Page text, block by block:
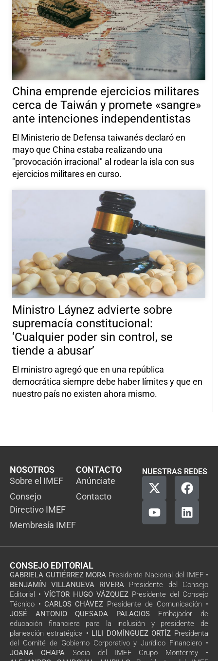
China emprende ejercicios militares
cerca de Taiwán y promete «sangre»
ante intenciones independentistas
El Ministerio de Defensa taiwanés declaró en
mayo que China estaba realizando una
"provocación irracional" al rodear la isla con sus
ejercicios militares en curso.
Ministro Láynez advierte sobre
supremacía constitucional:
‘Cualquier poder sin control, se
tiende a abusar’
El ministro agregó que en una república
democrática siempre debe haber límites y que en
nuestro país no existen ahora mismo.
NOSOTROS
Sobre el IMEF
Consejo
Directivo IMEF
Membresía IMEF
CONTACTO
Anúnciate
Contacto
NUESTRAS REDES
CONSEJO EDITORIAL
GABRIELA GUTIÉRREZ MORA Presidente Nacional del IMEF •
BENJAMÍN VILLANUEVA RIVERA Presidente del Consejo
Editorial • VÍCTOR HUGO VÁZQUEZ Presidente del Consejo
Técnico • CARLOS CHÁVEZ Presidente de Comunicación •
JOSÉ ANTONIO QUESADA PALACIOS Embajador de
educación financiera para la inclusión y presidente de
planeación estratégica • LILI DOMÍNGUEZ ORTÍZ Presidenta
del Comité de Gobierno Corporativo y Jurídico Financiero •
JOANA CHAPA Socia del IMEF Grupo Monterrey •